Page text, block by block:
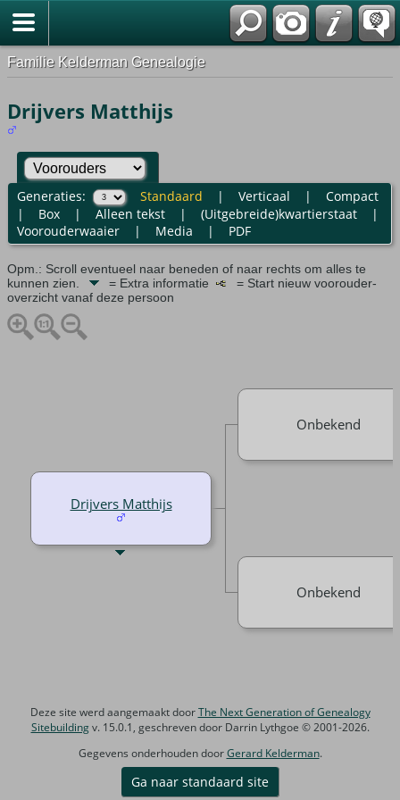
Familie Kelderman Genealogie
Drijvers Matthijs
Generaties: Standaard | Verticaal | Compact
| Box| Alleen tekst| (Uitgebreide)kwartierstaat|
Voorouderwaaier| Media | PDF
Opm.: Scroll eventueel naar beneden of naar rechts om alles te
kunnen zien.
= Extra informatie
= Start nieuw voorouder-
overzicht vanaf deze persoon
Drijvers Matthijs
Onbekend
Onbekend
Deze site werd aangemaakt doorThe Next Generation of Genealogy
Sitebuildingv. 15.0.1, geschreven door Darrin Lythgoe © 2001-2026.
Gegevens onderhouden doorGerard Kelderman.
Ga naar standaard site